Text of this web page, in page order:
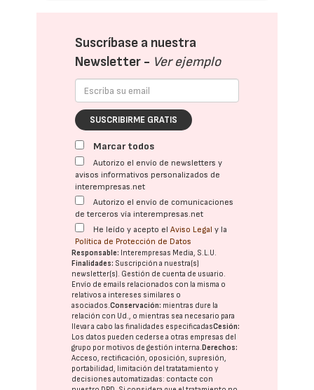
Suscríbase a nuestra
Newsletter - Ver ejemplo
SUSCRIBIRME GRATIS
Marcar todos
Autorizo el envío de newsletters y
avisos informativos personalizados de
interempresas.net
Autorizo el envío de comunicaciones
de terceros vía interempresas.net
He leído y acepto elAviso Legal y la
Política de Protección de Datos
Responsable: Interempresas Media, S.L.U.
Finalidades: Suscripción a nuestra(s)
newsletter(s). Gestión de cuenta de usuario.
Envío de emails relacionados con la misma o
relativos a intereses similares o
asociados.Conservación: mientras dure la
relación con Ud., o mientras sea necesario para
llevar a cabo las finalidades especificadasCesión:
Los datos pueden cederse a otras empresas del
grupo por motivos de gestión interna. Derechos:
Acceso, rectificación, oposición, supresión,
portabilidad, limitación del tratatamiento y
decisiones automatizadas: contacte con